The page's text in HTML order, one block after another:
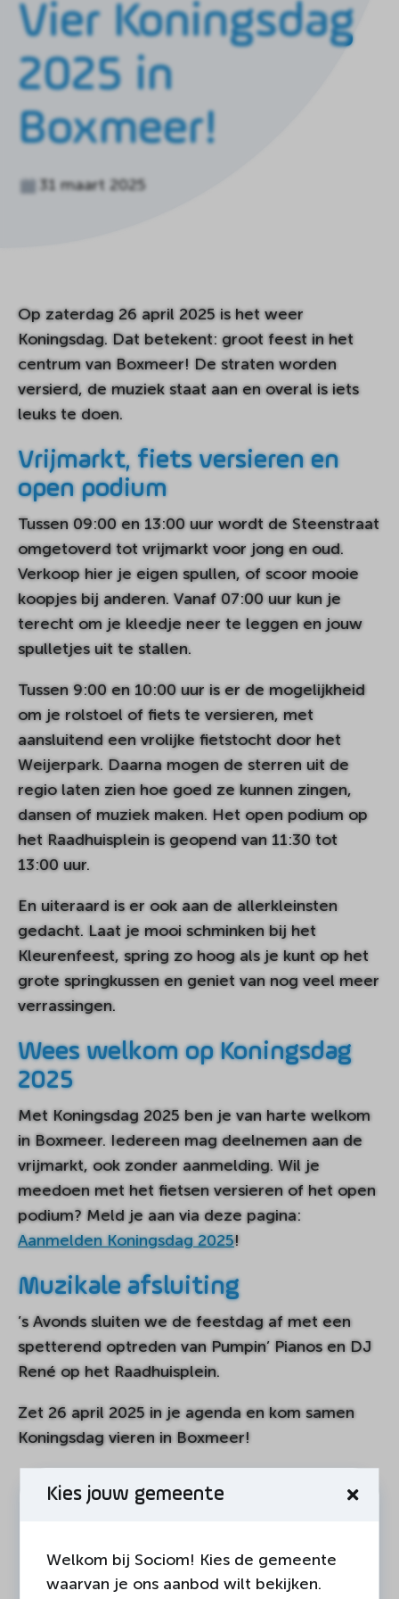
de
homepagina
Vier Koningsdag
2025 in
Boxmeer!
31 maart 2025
Op zaterdag 26 april 2025 is het weer
Koningsdag. Dat betekent: groot feest in het
centrum van Boxmeer! De straten worden
versierd, de muziek staat aan en overal is iets
leuks te doen.
Vrijmarkt, fiets versieren en
open podium
Tussen 09:00 en 13:00 uur wordt de Steenstraat
omgetoverd tot vrijmarkt voor jong en oud.
Verkoop hier je eigen spullen, of scoor mooie
koopjes bij anderen. Vanaf 07:00 uur kun je
terecht om je kleedje neer te leggen en jouw
spulletjes uit te stallen.
Tussen 9:00 en 10:00 uur is er de mogelijkheid
om je rolstoel of fiets te versieren, met
aansluitend een vrolijke fietstocht door het
Weijerpark. Daarna mogen de sterren uit de
regio laten zien hoe goed ze kunnen zingen,
dansen of muziek maken. Het open podium op
het Raadhuisplein is geopend van 11:30 tot
13:00 uur.
En uiteraard is er ook aan de allerkleinsten
gedacht. Laat je mooi schminken bij het
Kleurenfeest, spring zo hoog als je kunt op het
grote springkussen en geniet van nog veel meer
verrassingen.
Wees welkom op Koningsdag
2025
Met Koningsdag 2025 ben je van harte welkom
in Boxmeer. Iedereen mag deelnemen aan de
vrijmarkt, ook zonder aanmelding. Wil je
meedoen met het fietsen versieren of het open
podium? Meld je aan via deze pagina:
Aanmelden Koningsdag 2025!
Muzikale afsluiting
’s Avonds sluiten we de feestdag af met een
spetterend optreden van Pumpin’ Pianos en DJ
René op het Raadhuisplein.
Zet 26 april 2025 in je agenda en kom samen
Koningsdag vieren in Boxmeer!
Kies jouw gemeente
Welkom bij Sociom! Kies de gemeente
waarvan je ons aanbod wilt bekijken.